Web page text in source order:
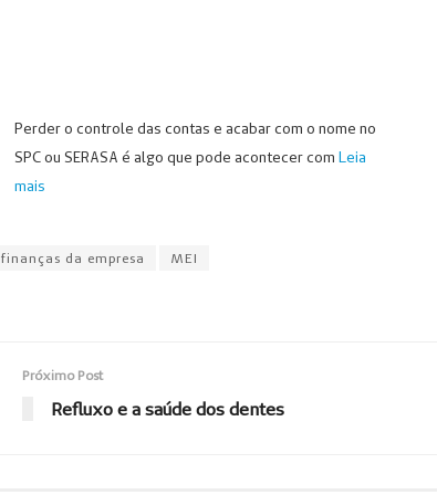
Perder o controle das contas e acabar com o nome no
SPC ou SERASA é algo que pode acontecer com Leia
mais
finanças da empresa
MEI
Próximo Post
Refluxo e a saúde dos dentes